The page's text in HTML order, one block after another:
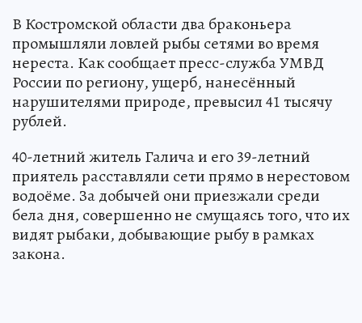
В Костромской области два браконьера
промышляли ловлей рыбы сетями во время
нереста. Как сообщает пресс-служба УМВД
России по региону, ущерб, нанесённый
нарушителями природе, превысил 41 тысячу
рублей.
40-летний житель Галича и его 39-летний
приятель расставляли сети прямо в нерестовом
водоёме. За добычей они приезжали среди
бела дня, совершенно не смущаясь того, что их
видят рыбаки, добывающие рыбу в рамках
закона.